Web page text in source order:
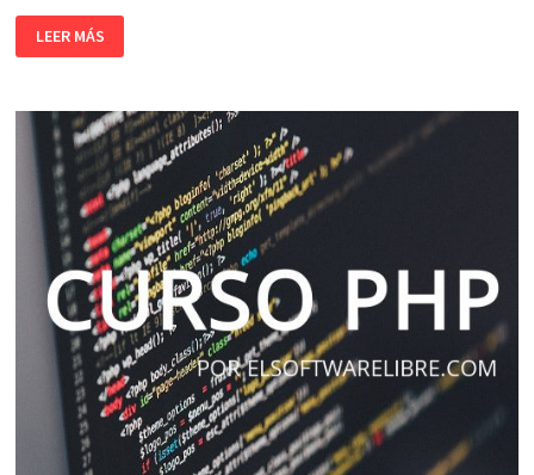
LOS
5
MEJORES
PAGO
2018
LEER MÁS